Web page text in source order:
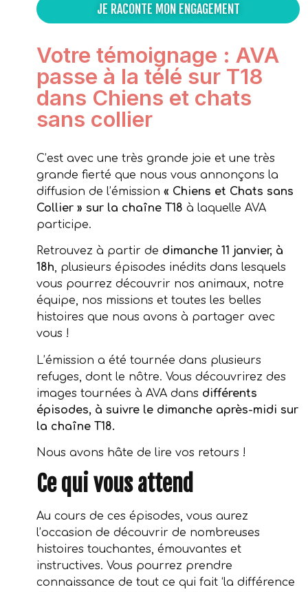
JE RACONTE MON ENGAGEMENT
Votre témoignage : AVA
passe à la télé sur T18
dans Chiens et chats
sans collier
C’est avec une très grande joie et une très
grande fierté que nous vous annonçons la
diffusion de l’émission « Chiens et Chats sans
Collier » sur la chaîne T18 à laquelle AVA
participe.
Retrouvez à partir de dimanche 11 janvier, à
18h, plusieurs épisodes inédits dans lesquels
vous pourrez découvrir nos animaux, notre
équipe, nos missions et toutes les belles
histoires que nous avons à partager avec
vous !
L’émission a été tournée dans plusieurs
refuges, dont le nôtre. Vous découvrirez des
images tournées à AVA dans différents
épisodes, à suivre le dimanche après-midi sur
la chaîne T18.
Nous avons hâte de lire vos retours !
Ce qui vous attend
Au cours de ces épisodes, vous aurez
l’occasion de découvrir de nombreuses
histoires touchantes, émouvantes et
instructives. Vous pourrez prendre
connaissance de tout ce qui fait ‘la différence